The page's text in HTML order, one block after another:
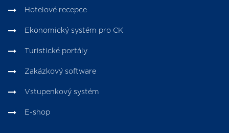
Hotelové recepce
Ekonomický systém pro CK
Turistické portály
Zakázkový software
Vstupenkový systém
E-shop